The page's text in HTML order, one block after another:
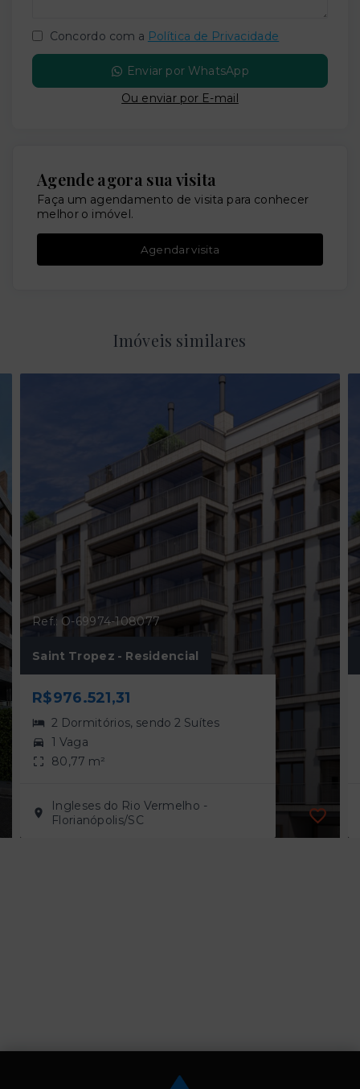
Concordo com a Política de Privacidade
Enviar por WhatsApp
Ou enviar por E-mail
Agende agora sua visita
Faça um agendamento de visita para conhecer
melhor o imóvel.
Agendar visita
Imóveis similares
Ref.: O-69974-108077
Saint Tropez - Residencial
R$976.521,31
2 Dormitórios, sendo 2 Suítes
1 Vaga
80,77 m²
Ingleses do Rio Vermelho -
Florianópolis/SC